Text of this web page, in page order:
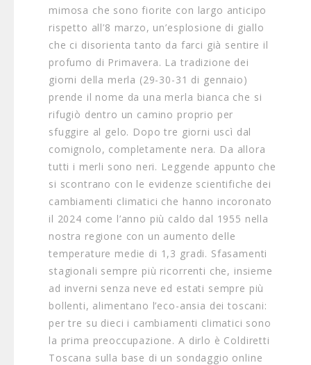
mimosa che sono fiorite con largo anticipo
rispetto all’8 marzo, un’esplosione di giallo
che ci disorienta tanto da farci già sentire il
profumo di Primavera. La tradizione dei
giorni della merla (29-30-31 di gennaio)
prende il nome da una merla bianca che si
rifugiò dentro un camino proprio per
sfuggire al gelo. Dopo tre giorni uscì dal
comignolo, completamente nera. Da allora
tutti i merli sono neri. Leggende appunto che
si scontrano con le evidenze scientifiche dei
cambiamenti climatici che hanno incoronato
il 2024 come l’anno più caldo dal 1955 nella
nostra regione con un aumento delle
temperature medie di 1,3 gradi. Sfasamenti
stagionali sempre più ricorrenti che, insieme
ad inverni senza neve ed estati sempre più
bollenti, alimentano l’eco-ansia dei toscani:
per tre su dieci i cambiamenti climatici sono
la prima preoccupazione. A dirlo è Coldiretti
Toscana sulla base di un sondaggio online